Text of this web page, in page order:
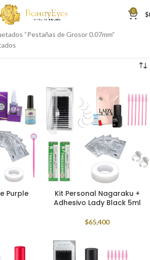
0 $
“Pestañas de Grosor 0.07mm”
Purple
Kit Personal Nagaraku +
Adhesivo Lady Black 5ml
$65,400